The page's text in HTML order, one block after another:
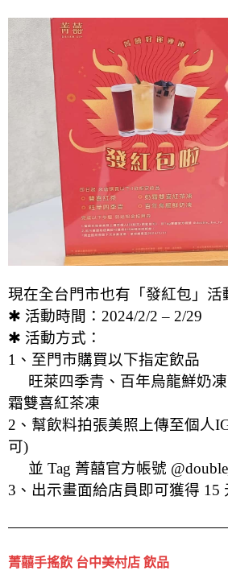
現在全台門市也有「發紅包」活
✱ 活動時間：2024/2/2 – 2/29
✱ 活動方式：
1、至門市購買以下指定飲品
旺萊四季青、百年烏龍鮮奶凍
霜雙喜紅茶凍
2、幫飲料拍張美照上傳至個人
可)
並 Tag 菁囍官方帳號
3、出示畫面給店員即可獲得 15
菁囍手搖飲 台中美村店 飲品